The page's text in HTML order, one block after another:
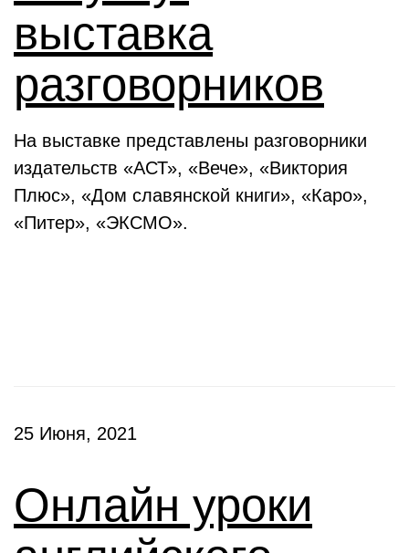
выставка
разговорников
На выставке представлены разговорники
издательств «АСТ», «Вече», «Виктория
Плюс», «Дом славянской книги», «Каро»,
«Питер», «ЭКСМО».
25 Июня, 2021
Онлайн уроки